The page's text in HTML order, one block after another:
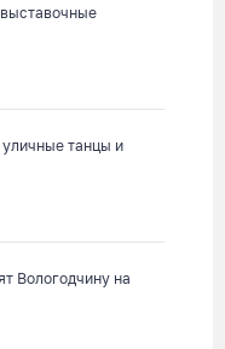
танцы и
Вологодчину на